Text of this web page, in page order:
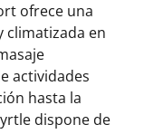
ofrece una
climatizada en
actividades
hasta la
dispone de